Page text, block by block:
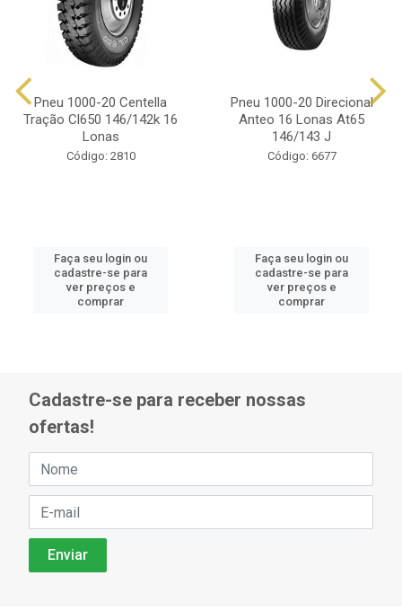
Pneu 1000-20 Centella
Tração Cl650 146/142k 16
Lonas
Código: 2810
Faça seu login ou
cadastre-se para
ver preços e
comprar
Pneu 1000-20 Direcional
Anteo 16 Lonas At65
146/143 J
Código: 6677
Faça seu login ou
cadastre-se para
ver preços e
comprar
Cadastre-se para receber nossas
ofertas!